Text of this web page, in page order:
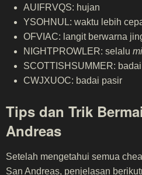
AUIFRVQS: hujan
YSOHNUL: waktu lebih
OFVIAC: langit berwarna
NIGHTPROWLER: selalu
SCOTTISHSUMMER:
CWJXUOC: badai pasir
Tips dan Trik
Andreas
Setelah mengetahui semua
San Andreas, penjelasan